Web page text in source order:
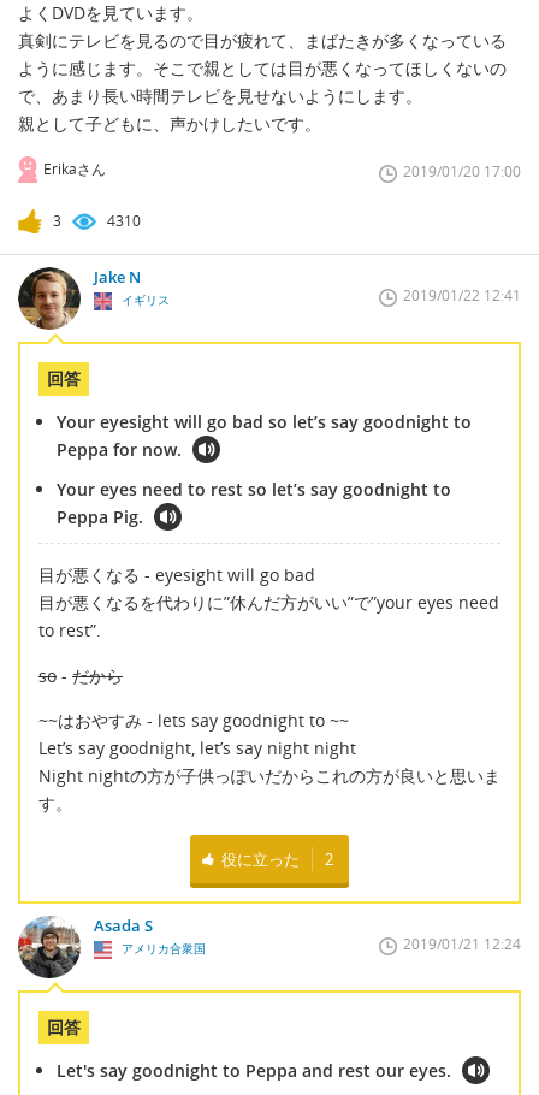
よくDVDを見ています。
真剣にテレビを見るので目が疲れて、まばたきが多くなっている
ように感じます。そこで親としては目が悪くなってほしくないの
で、あまり長い時間テレビを見せないようにします。
親として子どもに、声かけしたいです。
Erikaさん 2019/01/20 17:00
3 4310
Jake N
イギリス 2019/01/22 12:41
回答
Your eyesight will go bad so let’s say goodnight to
Peppa for now.
Your eyes need to rest so let’s say goodnight to
Peppa Pig.
目が悪くなる - eyesight will go bad
目が悪くなるを代わりに”休んだ方がいい”で”your eyes need
to rest”.
so - だから
~~はおやすみ - lets say goodnight to ~~
Let’s say goodnight, let’s say night night
Night nightの方が子供っぽいだからこれの方が良いと思いま
す。
役に立った 2
Asada S
アメリカ合衆国 2019/01/21 12:24
回答
Let's say goodnight to Peppa and rest our eyes.